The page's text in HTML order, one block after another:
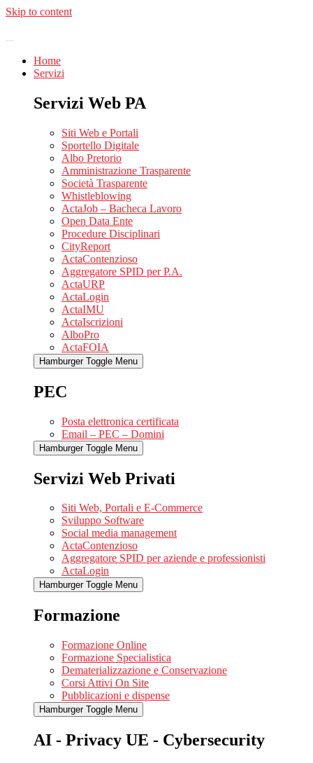
Skip to content
Home
Servizi
Servizi Web PA
Siti Web e Portali
Sportello Digitale
Albo Pretorio
Amministrazione Trasparente
Società Trasparente
Whistleblowing
ActaJob – Bacheca Lavoro
Open Data Ente
Procedure Disciplinari
CityReport
ActaContenzioso
Aggregatore SPID per P.A.
ActaURP
ActaLogin
ActaIMU
ActaIscrizioni
AlboPro
ActaFOIA
Hamburger Toggle Menu
PEC
Posta elettronica certificata
Email – PEC – Domini
Hamburger Toggle Menu
Servizi Web Privati
Siti Web, Portali e E-Commerce
Sviluppo Software
Social media management
ActaContenzioso
Aggregatore SPID per aziende e professionisti
ActaLogin
Hamburger Toggle Menu
Formazione
Formazione Online
Formazione Specialistica
Dematerializzazione e Conservazione
Corsi Attivi On Site
Pubblicazioni e dispense
Hamburger Toggle Menu
AI - Privacy UE - Cybersecurity